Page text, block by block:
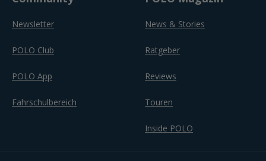
Newsletter
POLO Club
POLO App
Fahrschulbereich
News & Stories
Ratgeber
Reviews
Touren
Inside POLO